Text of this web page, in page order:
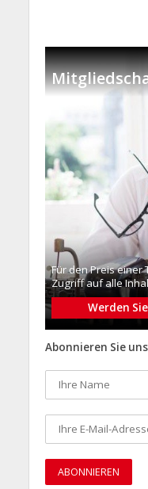
Für den Preis einer
Zugriff auf alle
Werden
Abonnieren Sie